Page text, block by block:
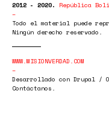
2012 - 2020. República
Todo el material puede
Ningún derecho reservado.
WWW.MISIONVERDAD.COM
Desarrollado con Drupal /
Contáctanos.